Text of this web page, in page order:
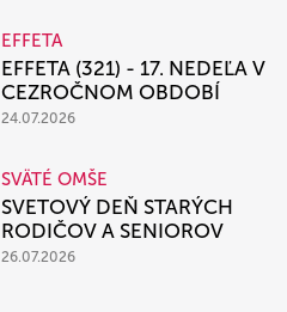
EFFETA
EFFETA (321) - 17. NEDEĽA V
CEZROČNOM OBDOBÍ
24.07.2026
SVÄTÉ OMŠE
SVETOVÝ DEŇ STARÝCH
RODIČOV A SENIOROV
26.07.2026